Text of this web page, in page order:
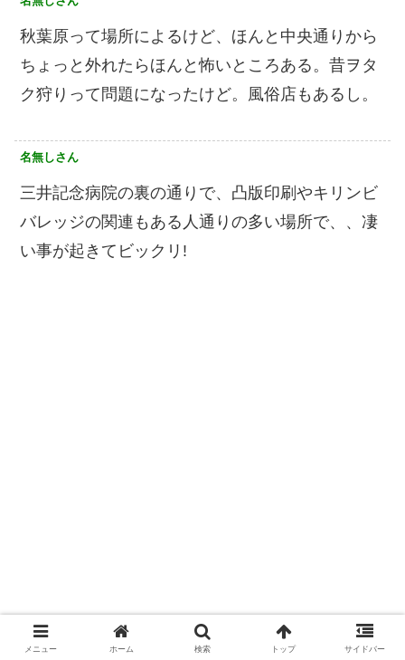
秋葉原って場所によるけど、ほんと中央通りから
ちょっと外れたらほんと怖いところある。昔ヲタ
ク狩りって問題になったけど。風俗店もあるし。
名無しさん
三井記念病院の裏の通りで、凸版印刷やキリンビ
バレッジの関連もある人通りの多い場所で、、凄
い事が起きてビックリ!
メニュー ホーム 検索 トップ サイドバー